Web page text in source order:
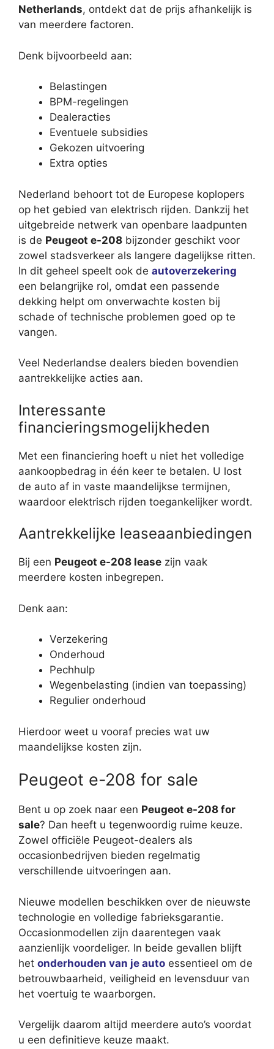
Netherlands, ontdekt dat de prijs afhankelijk is
van meerdere factoren.
Denk bijvoorbeeld aan:
Belastingen
BPM-regelingen
Dealeracties
Eventuele subsidies
Gekozen uitvoering
Extra opties
Nederland behoort tot de Europese koplopers
op het gebied van elektrisch rijden. Dankzij het
uitgebreide netwerk van openbare laadpunten
is de Peugeot e-208 bijzonder geschikt voor
zowel stadsverkeer als langere dagelijkse ritten.
In dit geheel speelt ook de autoverzekering
een belangrijke rol, omdat een passende
dekking helpt om onverwachte kosten bij
schade of technische problemen goed op te
vangen.
Veel Nederlandse dealers bieden bovendien
aantrekkelijke acties aan.
Interessante
financieringsmogelijkheden
Met een financiering hoeft u niet het volledige
aankoopbedrag in één keer te betalen. U lost
de auto af in vaste maandelijkse termijnen,
waardoor elektrisch rijden toegankelijker wordt.
Aantrekkelijke leaseaanbiedingen
Bij een Peugeot e-208 lease zijn vaak
meerdere kosten inbegrepen.
Denk aan:
Verzekering
Onderhoud
Pechhulp
Wegenbelasting (indien van toepassing)
Regulier onderhoud
Hierdoor weet u vooraf precies wat uw
maandelijkse kosten zijn.
Peugeot e-208 for sale
Bent u op zoek naar een Peugeot e-208 for
sale? Dan heeft u tegenwoordig ruime keuze.
Zowel officiële Peugeot-dealers als
occasionbedrijven bieden regelmatig
verschillende uitvoeringen aan.
Nieuwe modellen beschikken over de nieuwste
technologie en volledige fabrieksgarantie.
Occasionmodellen zijn daarentegen vaak
aanzienlijk voordeliger. In beide gevallen blijft
het onderhouden van je auto essentieel om de
betrouwbaarheid, veiligheid en levensduur van
het voertuig te waarborgen.
Vergelijk daarom altijd meerdere auto’s voordat
u een definitieve keuze maakt.